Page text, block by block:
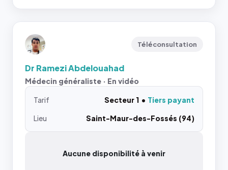
Téléconsultation
Dr Ramezi Abdelouahad
Médecin généraliste · En vidéo
Tarif Secteur 1
Tiers payant
Lieu
Saint-Maur-des-Fossés (94)
Aucune disponibilité à venir